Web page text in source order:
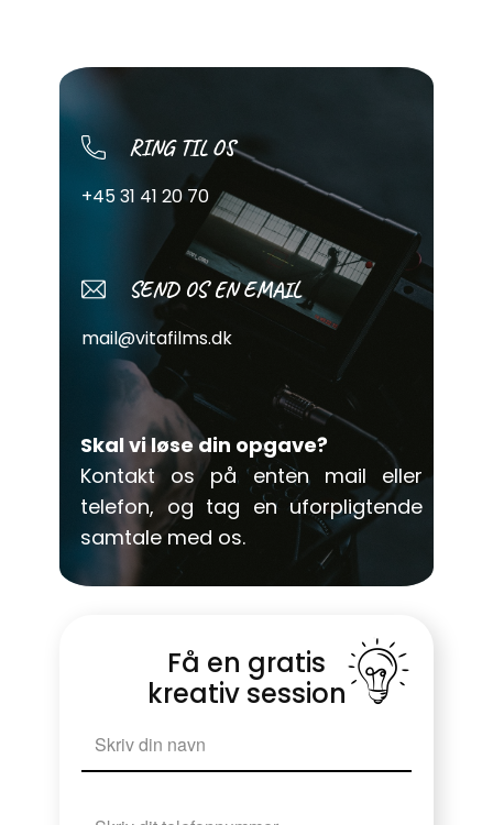
RING TIL OS
+45 31 41 20 70
SEND OS EN EMAIL
mail@vitafilms.dk
Skal vi løse din opgave?
Kontakt os på enten mail eller
telefon, og tag en uforpligtende
samtale med os.
Få en gratis
kreativ session